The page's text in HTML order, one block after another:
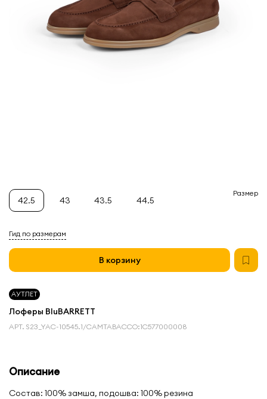
АУТЛЕТ
Лоферы BluBARRETT
АРТ. S23_YAC-10545.1/CAMTABACCO:1С577000008
Гид по размерам
В корзину
Размер
42.5 43 43.5 44.5
Описание
Состав: 100% замша, подошва: 100% резина